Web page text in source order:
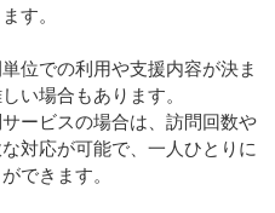
す。
位での利用や支援内容が決ま
い場合もあります。
ービスの場合は、訪問回数や
対応が可能で、一人ひとりに
できます。